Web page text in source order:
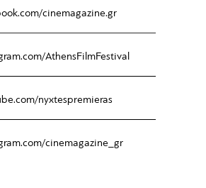
cinemagazine.gr
AthensFilmFestival
nyxtespremieras
cinemagazine_gr